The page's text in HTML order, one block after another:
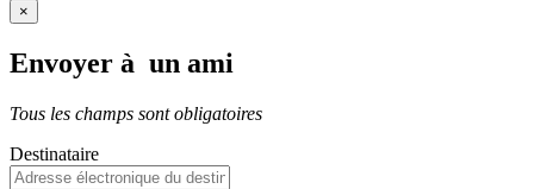
×
Envoyer à un ami
Tous les champs sont obligatoires
Destinataire